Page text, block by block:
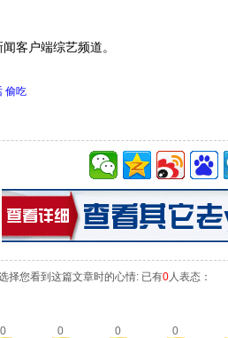
客户端综艺频道。
偷吃
择您看到这篇文章时的心情: 已有0人表态：
0 0 0 0